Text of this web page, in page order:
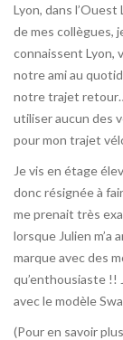
Lyon, dans
de mes collègues,
connaissent Lyon,
notre ami au
notre trajet
utiliser aucun des
pour mon trajet
Je vis en étage
donc résignée à
me prenait très
lorsque Julien m’a
marque avec des
qu’enthousiaste !!
avec le modèle
(Pour en savoir